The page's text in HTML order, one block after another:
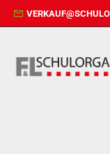
Hauptinhalt
Zur Suche springen
Zur